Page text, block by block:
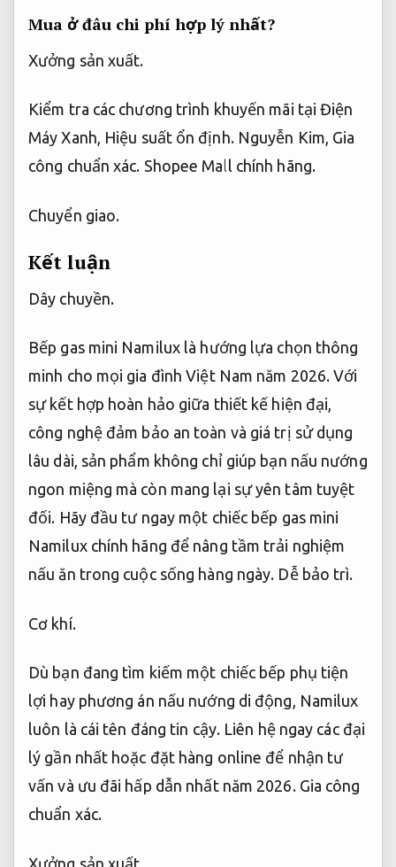
Mua ở đâu chi phí hợp lý nhất?
Xưởng sản xuất.
Kiểm tra các chương trình khuyến mãi tại Điện
Máy Xanh, Hiệu suất ổn định.Nguyễn Kim, Gia
công chuẩn xác. Shopee Mall chính hãng.
Chuyển giao.
Kết luận
Dây chuyền.
Bếp gas mini Namilux là hướng lựa chọn thông
minh cho mọi gia đình Việt Nam năm 2026. Với
sự kết hợp hoàn hảo giữa thiết kế hiện đại,
công nghệ đảm bảo an toàn và giá trị sử dụng
lâu dài, sản phẩm không chỉ giúp bạn nấu nướng
ngon miệng mà còn mang lại sự yên tâm tuyệt
đối. Hãy đầu tư ngay một chiếc bếp gas mini
Namilux chính hãng để nâng tầm trải nghiệm
nấu ăn trong cuộc sống hàng ngày. Dễ bảo trì.
Cơ khí.
Dù bạn đang tìm kiếm một chiếc bếp phụ tiện
lợi hay phương án nấu nướng di động, Namilux
luôn là cái tên đáng tin cậy. Liên hệ ngay các đại
lý gần nhất hoặc đặt hàng online để nhận tư
vấn và ưu đãi hấp dẫn nhất năm 2026. Gia công
chuẩn xác.
Xưởng sản xuất.